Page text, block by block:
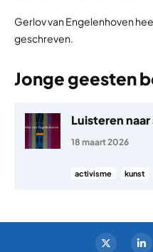
Gerlov van Engelenhoven
geschreven.
Jonge geesten
Luisteren
18 maart 2026
activisme kunst